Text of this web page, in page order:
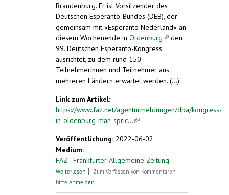
Brandenburg. Er ist Vorsitzender des
Deutschen Esperanto-Bundes (DEB), der
gemeinsam mit «Esperanto Nederland» an
diesem Wochenende in Oldenburg(link is
den
99. Deutschen Esperanto-Kongress
ausrichtet, zu dem rund 150
Teilnehmerinnen und Teilnehmer aus
mehreren Ländern erwartet werden. (...)
Link zum Artikel:
https://www.faz.net/agenturmeldungen/dpa/kongress-
in-oldenburg-man-spric...(link is external)
Veröffentlichung: 2022-06-02
Medium:
FAZ - Frankfurter Allgemeine Zeitung
Weiterlesen über Kongress in Oldenburg: Man spricht
Zum Verfassen von Kommentaren
bitte Anmelden